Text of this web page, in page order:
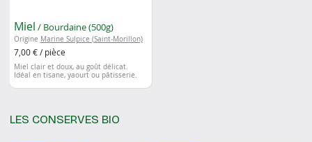
Miel / Bourdaine (500g)
Origine Marine Sulpice (Saint-Morillon)
7,00 € / pièce
Miel clair et doux, au goût délicat.
Idéal en tisane, yaourt ou pâtisserie.
LES CONSERVES BIO